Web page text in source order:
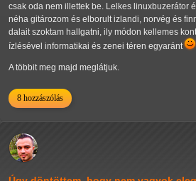
csak oda nem illettek be. Lelkes linuxbuzerátor
néha gitározom és elborult izlandi, norvég és
dalait szoktam hallgatni, ily módon kellemes
ízlésével informatikai és zenei téren egyaránt
A többit meg majd meglátjuk.
8 hozzászólás